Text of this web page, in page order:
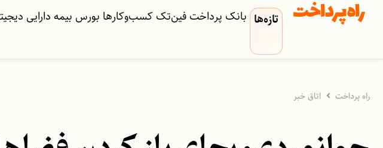
تازه‌ها بانک پرداختفین‌تک کسب‌وکار‌ها بورس بیمهدارایی
راه پرداخت اتاق خبر